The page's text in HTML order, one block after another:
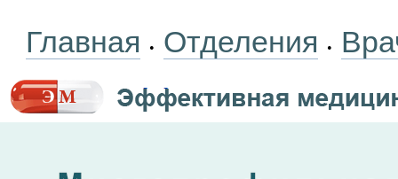
Главная • Отделения •